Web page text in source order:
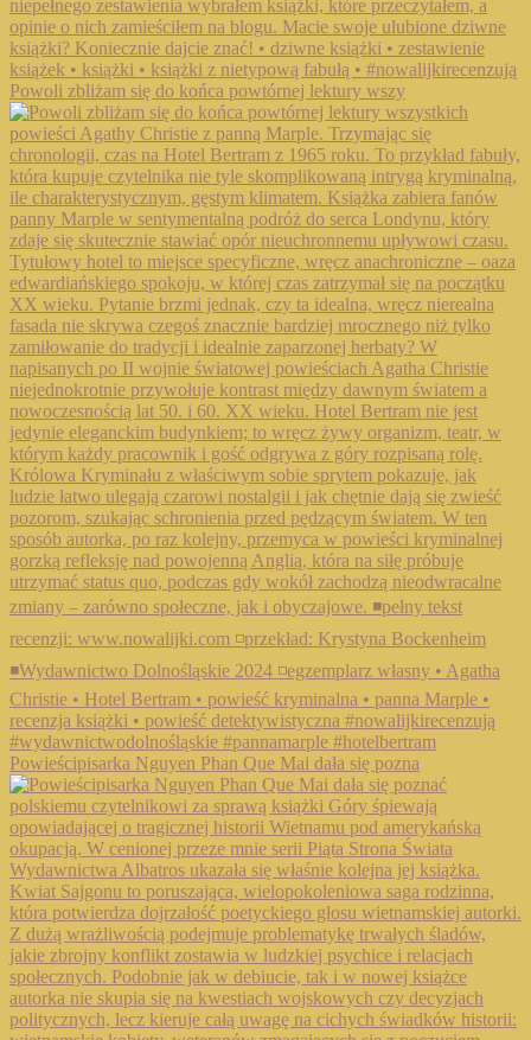
Powoli zbliżam się do końca powtórnej lektury wszy
Powieścipisarka Nguyen Phan Que Mai dała się pozna